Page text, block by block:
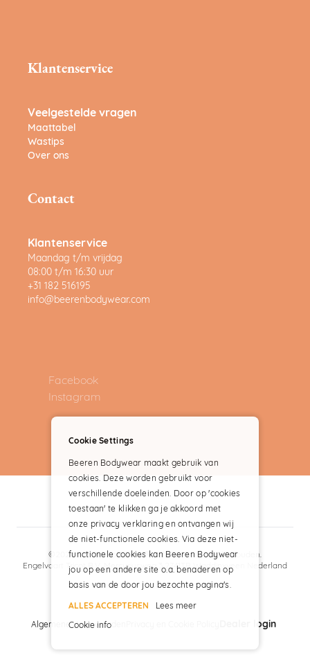
Klantenservice
Veelgestelde vragen
Maattabel
Wastips
Over ons
Contact
Klantenservice
Maandag t/m vrijdag
08:00 t/m 16:30 uur
+31 182 516195
info@beerenbodywear.com
Facebook
Instagram
©2024 Beeren Bodywear® – alle rechten voorbehouden.
Engelvaart Tricot B.V. Mercuriusweg 3 2741TB Waddinxveen Nederland
Algemene Voorwaarden Dealer login
Cookie Settings
Beeren Bodywear maakt gebruik van
cookies. Deze worden gebruikt voor
verschillende doeleinden. Door op 'cookies
toestaan' te klikken ga je akkoord met
onze privacy verklaring en ontvangen wij
de niet-functionele cookies. Via deze niet-
functionele cookies kan Beeren Bodywear
jou op een andere site o.a. benaderen op
basis van de door jou bezochte pagina's.
ALLES ACCEPTEREN Lees meer
Cookie info